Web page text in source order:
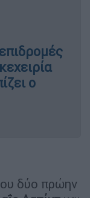
ο
δύο πρώην